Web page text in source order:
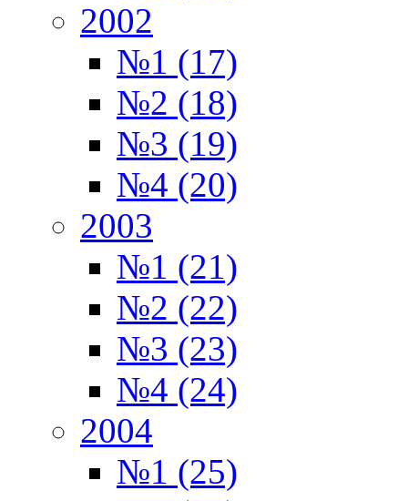
2002
№1 (17)
№2 (18)
№3 (19)
№4 (20)
2003
№1 (21)
№2 (22)
№3 (23)
№4 (24)
2004
№1 (25)